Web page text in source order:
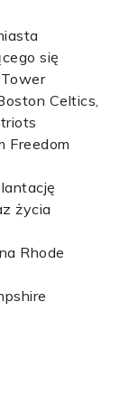
się
Celtics,
Freedom
życia
Rhode